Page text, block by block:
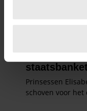
scannen op
verwerkt en stel uw
intrekken in de
We gebruiken
personaliseren, om